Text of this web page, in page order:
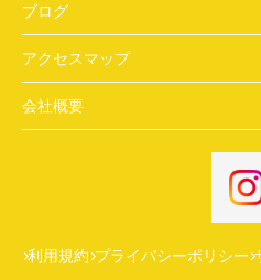
ブログ
アクセスマップ
会社概要
利用規約 プライバシーポリシー